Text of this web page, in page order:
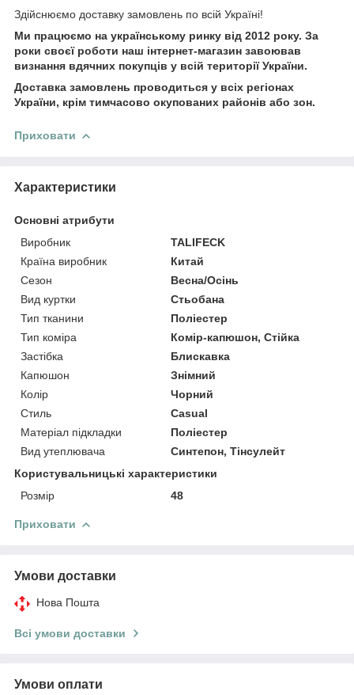
Здійснюємо доставку замовлень по всій Україні!
Ми працюємо на українському ринку від 2012 року. За
роки своєї роботи наш інтернет-магазин завоював
визнання вдячних покупців у всій території України.
Доставка замовлень проводиться у всіх регіонах
України, крім тимчасово окупованих районів або зон.
Приховати
Характеристики
Основні атрибути
Виробник
TALIFECK
Країна виробник
Китай
Сезон
Весна/Осінь
Вид куртки
Стьобана
Тип тканини
Поліестер
Тип коміра
Комір-капюшон, Стійка
Застібка
Блискавка
Капюшон
Знімний
Колір
Чорний
Стиль
Casual
Матеріал підкладки
Поліестер
Вид утеплювача
Синтепон, Тінсулейт
Користувальницькі характеристики
Розмір
48
Приховати
Умови доставки
Нова Пошта
Всі умови доставки
Умови оплати